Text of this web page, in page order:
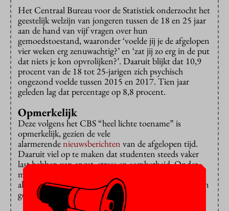
Het Centraal Bureau voor de Statistiek onderzocht het
geestelijk welzijn van jongeren tussen de 18 en 25 jaar
aan de hand van vijf vragen over hun
gemoedstoestand, waaronder ‘voelde jij je de afgelopen
vier weken erg zenuwachtig?’ en ‘zat jij zo erg in de put
dat niets je kon opvrolijken?’. Daaruit blijkt dat 10,9
procent van de 18 tot 25-jarigen zich psychisch
ongezond voelde tussen 2015 en 2017. Tien jaar
geleden lag dat percentage op 8,8 procent.
Opmerkelijk
Deze volgens het CBS “heel lichte toename” is
opmerkelijk, gezien de vele
alarmerendenieuwsberichten van de afgelopen tijd.
Daaruit viel op te maken dat studenten steeds vaker
last hebben van angst, stress en somberheid. Onder
meer de toegenomen
alomtegenwoordige sociale media worden als oorzaken
gezien.